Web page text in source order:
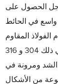
أجل الحصول على
للصدأ تستخدم على نطاق واسع في الحائط
المقاوم
للصدأ 316 . مزايا استخدام الفولاذ المقاوم للصدأ في التطبيقات الهيكلية هي الآن تتحقق بالكامل . هناك عدة معايير التصميم ، بما في ذلك 304 و 316
، وارتفاع قوة الشد ومرونة في
من الأشكال